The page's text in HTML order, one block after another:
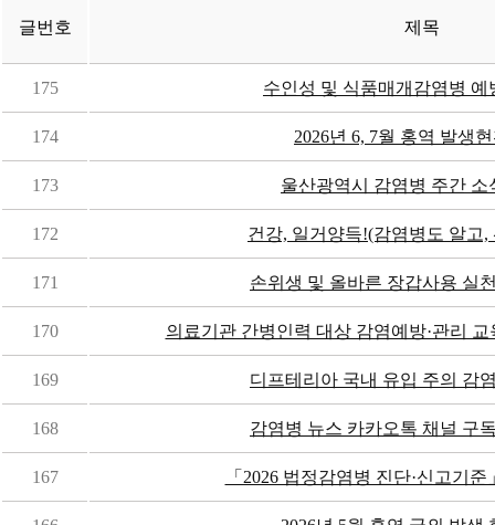
글번호 제목
175 수인성 및 식품매개감염병 예
174 2026년 6, 7월 홍역 발생
173 울산광역시 감염병 주간 소
172 건강, 일거양득!(감염병도 알고,
171 손위생 및 올바른 장갑사용 실
170 의료기관 간병인력 대상 감염예방·관리
169 디프테리아 국내 유입 주의 감
168 감염병 뉴스 카카오톡 채널 구
167 「2026 법정감염병 진단·신고기